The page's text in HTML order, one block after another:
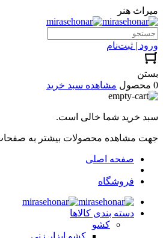
میراث هنر
ورود | ثبت‌نام
بستن
0 محصول
مشاهده سبد خرید
سبد خرید شما خالی است.
جهت مشاهده محصولات بیشتر به صفحات
صفحه اصلی
فروشگاه
دسته بندی کالاها
کشو
کشو ابزار زنی